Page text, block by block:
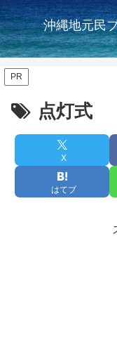
沖縄地元民
PR
点灯式
X
はてブ